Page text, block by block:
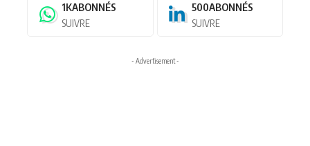
1KABONNÉS
SUIVRE
500ABONNÉS
SUIVRE
- Advertisement -